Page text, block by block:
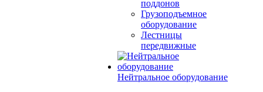
поддонов
Грузоподъемное
оборудование
Лестницы
передвижные
Нейтральное оборудование